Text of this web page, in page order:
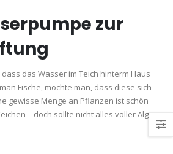
zur
das Wasser im Teich hinterm Haus
Fische, möchte man, dass diese sich
gewisse Menge an Pflanzen ist schön
– doch sollte nicht alles voller Algen